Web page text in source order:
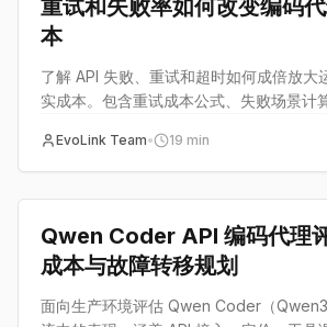
重试和失败率如何改变编码
本
了解 API 失败、重试和超时如何成倍放大
实成本。包含重试成本公式、失败场景计
EvoLink Team• 19 min
guide
Qwen Coder API 编码代理
成本与故障转移规划
面向生产环境评估 Qwen Coder（